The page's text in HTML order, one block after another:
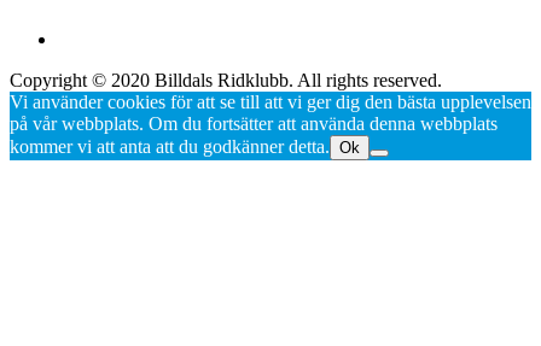
Copyright © 2020 Billdals Ridklubb. All rights reserved.
Vi använder cookies för att se till att vi ger dig den bästa upplevelsen
på vår webbplats. Om du fortsätter att använda denna webbplats
kommer vi att anta att du godkänner detta. Ok